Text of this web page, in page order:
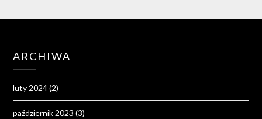
ARCHIWA
luty 2024(2)
październik 2023 (3)